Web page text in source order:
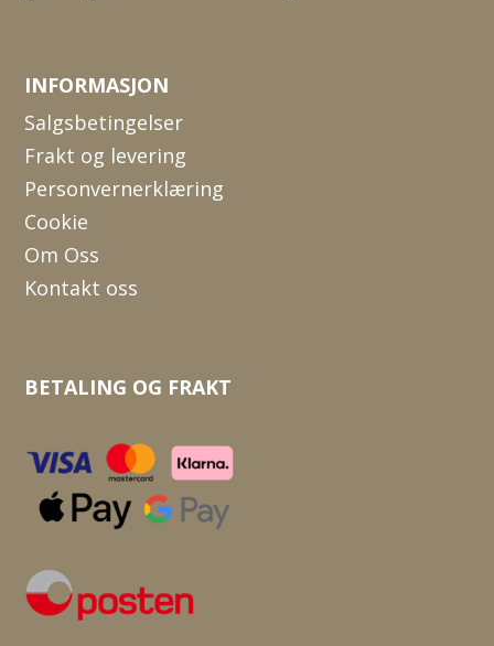
INFORMASJON
Salgsbetingelser
Frakt og levering
Personvernerklæring
Cookie
Om Oss
Kontakt oss
BETALING OG FRAKT